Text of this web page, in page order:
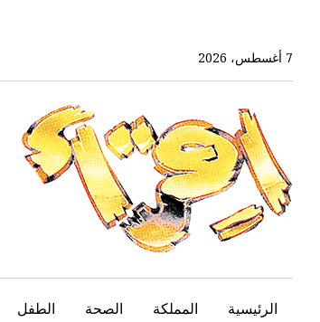
المحتوى
الرئيسي
7 أغسطس، 2026
الرئيسية المملكة الصحة الطفل